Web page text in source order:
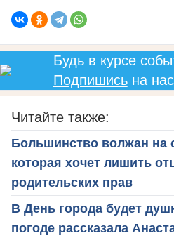
Будь в курсе
Подпишисьна
Читайте также:
Большинство волжан на
которая хочет лишить
родительских прав
В День города будет
погоде рассказала